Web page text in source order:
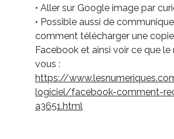
• Aller sur Google image par
• Possible aussi de
comment télécharger une
Facebook et ainsi voir ce que
vous :
https://
logiciel/facebook-comment-
a3651.html